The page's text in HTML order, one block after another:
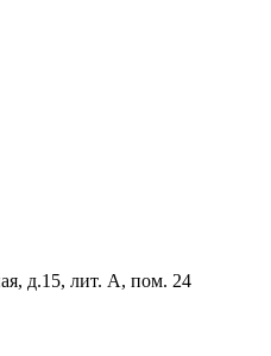
д.15, лит. А, пом. 24